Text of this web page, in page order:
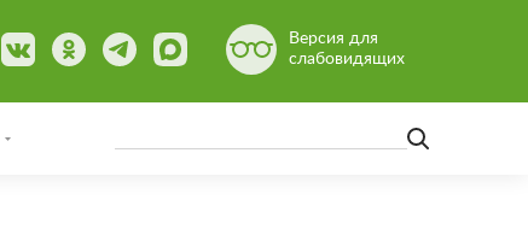
Версия для
слабовидящих